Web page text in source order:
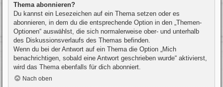
Thema abonnieren?
Du kannst ein Lesezeichen auf ein Thema setzen oder es
abonnieren, in dem du die entsprechende Option in den „Themen-
Optionen“ auswählst, die sich normalerweise ober- und unterhalb
des Diskussionsverlaufs des Themas befinden.
Wenn du bei der Antwort auf ein Thema die Option „Mich
benachrichtigen, sobald eine Antwort geschrieben wurde“ aktivierst,
wird das Thema ebenfalls für dich abonniert.
Nach oben